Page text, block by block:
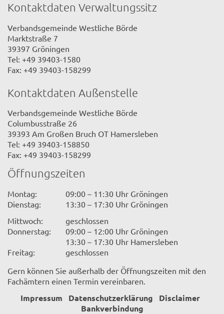
Kontaktdaten Verwaltungssitz
Verbandsgemeinde Westliche Börde
Marktstraße 7
39397 Gröningen
Tel: +49 39403-1580
Fax: +49 39403-158299
Kontaktdaten Außenstelle
Verbandsgemeinde Westliche Börde
Columbusstraße 26
39393 Am Großen Bruch OT Hamersleben
Tel: +49 39403-158850
Fax: +49 39403-158299
Öffnungszeiten
Montag:
09:00 – 11:30 Uhr Gröningen
Dienstag:
13:30 – 17:30 Uhr Gröningen
Mittwoch:
geschlossen
Donnerstag:
09:00 – 12:00 Uhr Gröningen
13:30 – 17:30 Uhr Hamersleben
Freitag:
geschlossen
Gern können Sie außerhalb der Öffnungszeiten mit den
Fachämtern einen Termin vereinbaren.
Impressum Datenschutzerklärung
Disclaimer
Bankverbindung